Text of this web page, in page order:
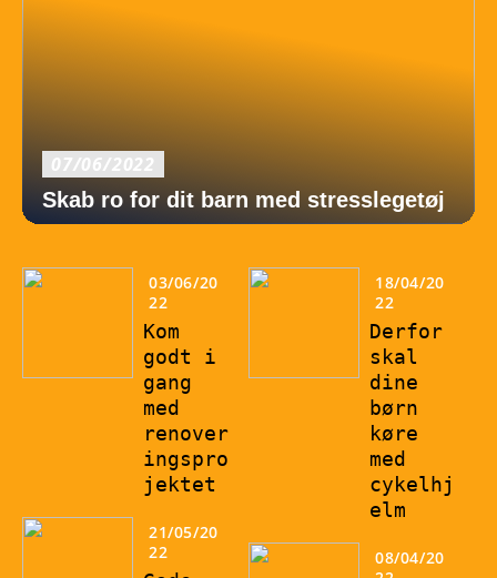
07/06/2022
Skab ro for dit barn med stresslegetøj
03/06/20
22
Kom
godt i
gang
med
renover
ingspro
jektet
21/05/20
22
18/04/20
22
Derfor
skal
dine
børn
køre
med
cykelhj
elm
08/04/20